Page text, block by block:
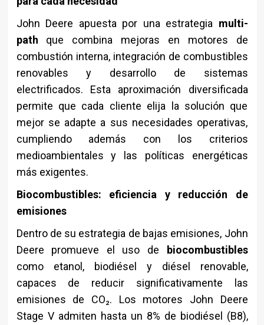
John Deere apuesta por una estrategia multi-
path que combina mejoras en motores de
combustión interna, integración de combustibles
renovables y desarrollo de sistemas
electrificados. Esta aproximación diversificada
permite que cada cliente elija la solución que
mejor se adapte a sus necesidades operativas,
cumpliendo además con los criterios
medioambientales y las políticas energéticas
más exigentes.
Biocombustibles: eficiencia y reducción de
emisiones
Dentro de su estrategia de bajas emisiones, John
Deere promueve el uso de biocombustibles
como etanol, biodiésel y diésel renovable,
capaces de reducir significativamente las
emisiones de CO₂. Los motores John Deere
Stage V admiten hasta un 8% de biodiésel (B8),